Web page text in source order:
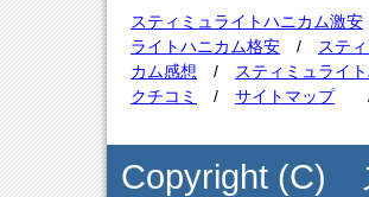
スティミュライトハニカム激安
ライトハニカム格安 /
ステ
カム感想 / スティミュライ
クチコミ
/ サイトマップ
Copyright (C)